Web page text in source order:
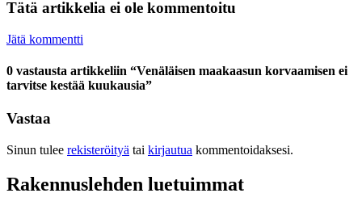
Tätä artikkelia ei ole kommentoitu
Jätä kommentti
0 vastausta artikkeliin “Venäläisen maakaasun korvaamisen ei
tarvitse kestää kuukausia”
Vastaa
Sinun tulee rekisteröityä tai kirjautua kommentoidaksesi.
Rakennuslehden luetuimmat